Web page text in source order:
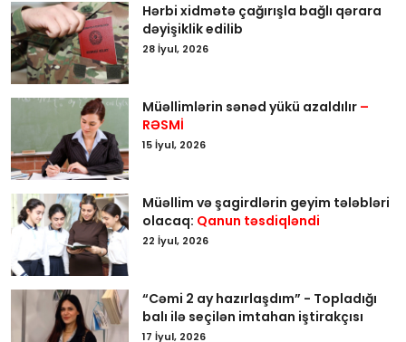
Hərbi xidmətə çağırışla bağlı qərara
dəyişiklik edilib
28 İyul, 2026
Müəllimlərin sənəd yükü azaldılır –
RƏSMİ
15 İyul, 2026
Müəllim və şagirdlərin geyim tələbləri
olacaq: Qanun təsdiqləndi
22 İyul, 2026
“Cəmi 2 ay hazırlaşdım” - Topladığı
balı ilə seçilən imtahan iştirakçısı
17 İyul, 2026